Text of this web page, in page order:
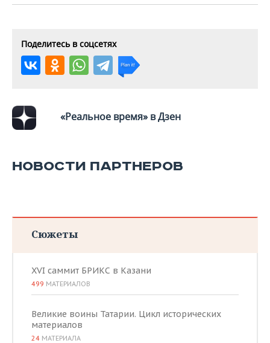
ВОДНЫЕ ВИДЫ СПОРТА
ХОККЕЙ С МЯЧОМ
ОБРАЗОВАНИЕ
ПРОИСШЕСТВИЯ
Поделитесь в соцсетях
«Реальное время» в Дзен
НОВОСТИ ПАРТНЕРОВ
Сюжеты
XVI саммит БРИКС в Казани
499 МАТЕРИАЛОВ
Великие воины Татарии. Цикл исторических
материалов
24 МАТЕРИАЛА